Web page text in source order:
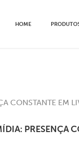
HOME
PRESENÇA